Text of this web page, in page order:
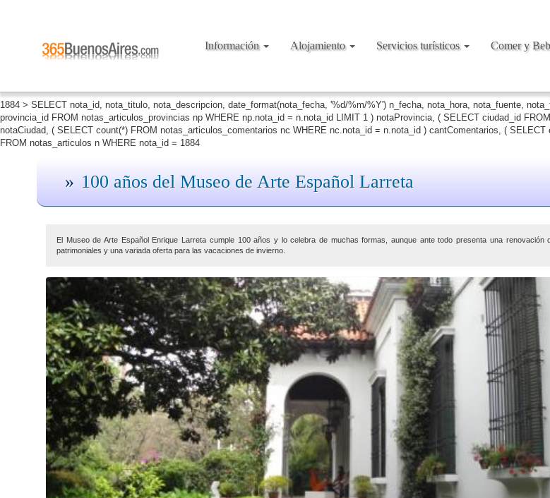
1884 > SELECT nota_id, nota_titulo, nota_descripcion, date_format(nota_fecha, '%d/%m/%Y') n_fecha, nota_hora, nota_fuente,
provincia_id FROM notas_articulos_provincias np WHERE np.nota_id = n.nota_id LIMIT 1 ) notaProvincia, ( SELECT ciudad_id
notaCiudad, ( SELECT count(*) FROM notas_articulos_comentarios nc WHERE nc.nota_id = n.nota_id ) cantComentarios, (
FROM notas_articulos n WHERE nota_id = 1884
Información Alojamiento Servicios turísticos Comer y
100 años del Museo de Arte Español Larreta
El Museo de Arte Español Enrique Larreta cumple 100 años y lo celebra de muchas formas, aunque ante todo presenta una renovación
patrimoniales y una variada oferta para las vacaciones de invierno.